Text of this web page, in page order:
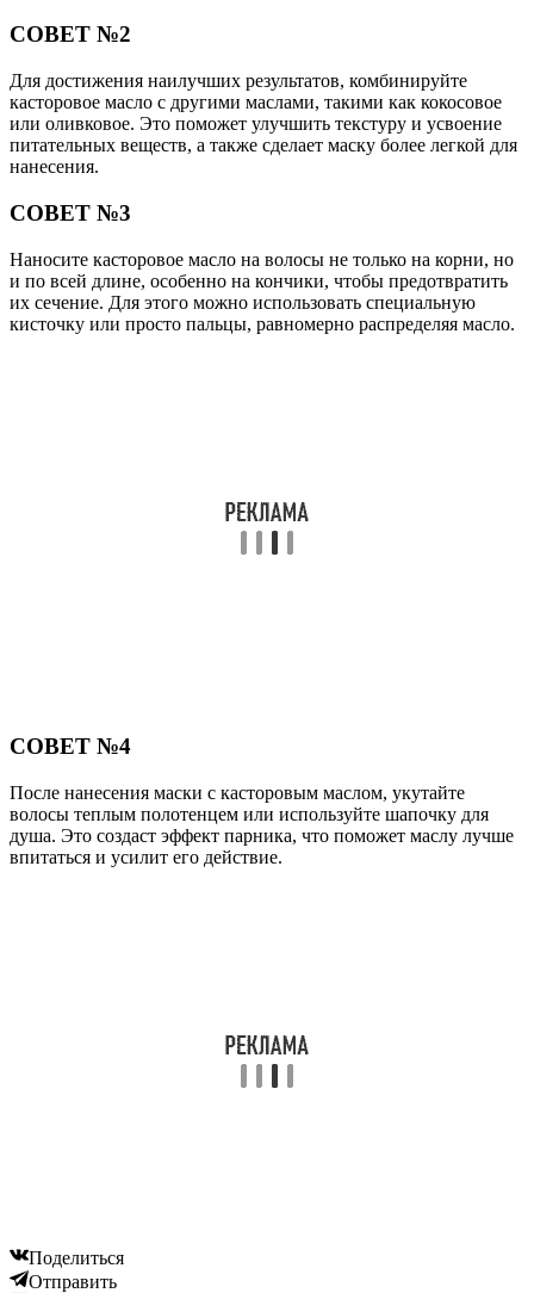
СОВЕТ №2
Для достижения наилучших результатов, комбинируйте
касторовое масло с другими маслами, такими как кокосовое
или оливковое. Это поможет улучшить текстуру и усвоение
питательных веществ, а также сделает маску более легкой для
нанесения.
СОВЕТ №3
Наносите касторовое масло на волосы не только на корни, но
и по всей длине, особенно на кончики, чтобы предотвратить
их сечение. Для этого можно использовать специальную
кисточку или просто пальцы, равномерно распределяя масло.
СОВЕТ №4
После нанесения маски с касторовым маслом, укутайте
волосы теплым полотенцем или используйте шапочку для
душа. Это создаст эффект парника, что поможет маслу лучше
впитаться и усилит его действие.
Поделиться
Отправить